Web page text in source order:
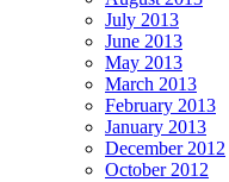
July 2013
June 2013
May 2013
March 2013
February 2013
January 2013
December 2012
October 2012